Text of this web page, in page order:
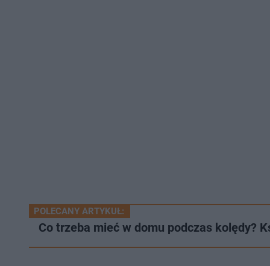
POLECANY ARTYKUŁ:
Co trzeba mieć w domu podczas kolędy?